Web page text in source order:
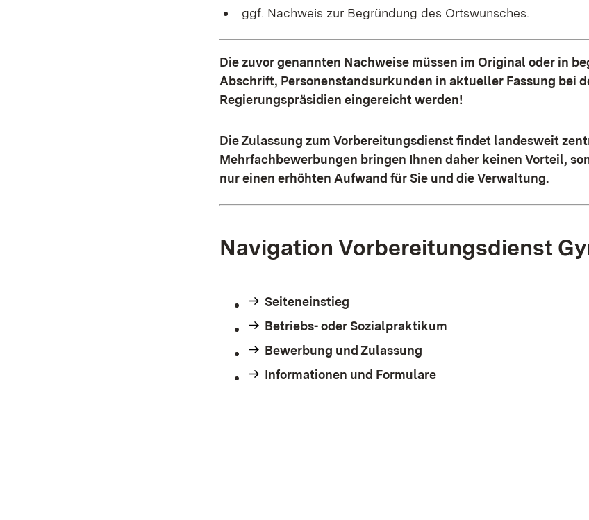
ggf. Nachweis zur Begründung des Ortswunsches.
Die zuvor genannten Nachweise müssen im Original oder in
Abschrift, Personenstandsurkunden in aktueller Fassung bei
Regierungspräsidien eingereicht werden!
Die Zulassung zum Vorbereitungsdienst findet landesweit
Mehrfachbewerbungen bringen Ihnen daher keinen Vorteil,
nur einen erhöhten Aufwand für Sie und die Verwaltung.
Navigation Vorbereitungsdienst
Seiteneinstieg
Betriebs- oder Sozialpraktikum
Bewerbung und Zulassung
Informationen und Formulare